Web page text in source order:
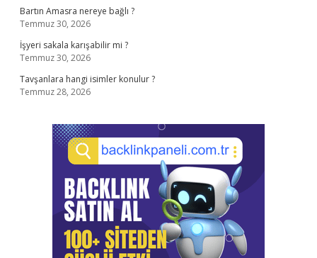
Bartın Amasra nereye bağlı ?
Temmuz 30, 2026
İşyeri sakala karışabilir mi ?
Temmuz 30, 2026
Tavşanlara hangi isimler konulur ?
Temmuz 28, 2026